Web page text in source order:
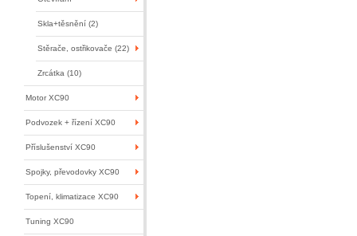
Skla+těsnění (2)
Stěrače, ostřikovače (22)
Zrcátka (10)
Motor XC90
Podvozek + řízení XC90
Příslušenství XC90
Spojky, převodovky XC90
Topení, klimatizace XC90
Tuning XC90